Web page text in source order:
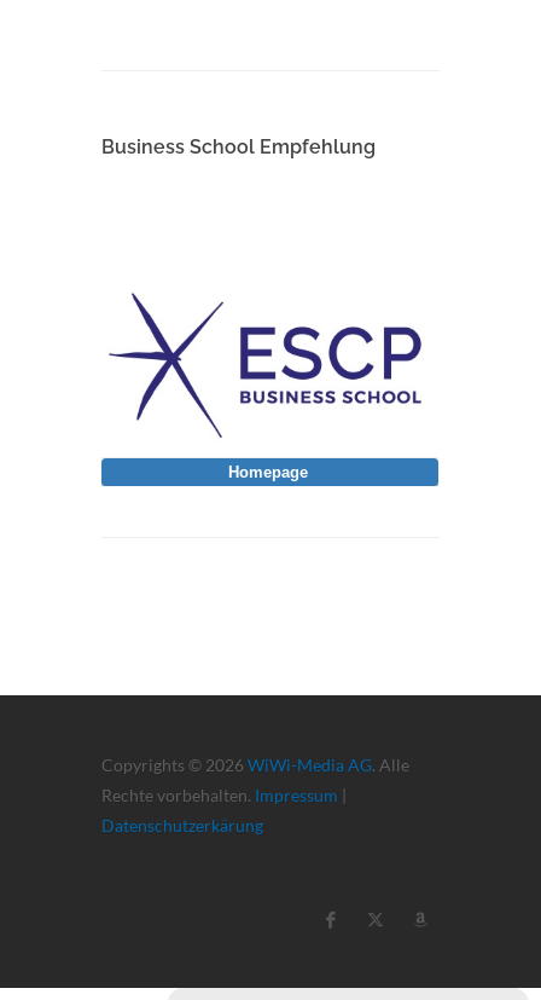
Business School Empfehlung
Copyrights © 2026 WiWi-Media AG. Alle
Rechte vorbehalten. Impressum |
Datenschutzerkärung
Homepage